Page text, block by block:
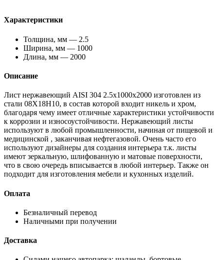
Характеристики
Толщина, мм — 2.5
Ширина, мм — 1000
Длина, мм — 2000
Описание
Лист нержавеющий AISI 304 2.5x1000x2000 изготовлен из
стали 08Х18Н10, в состав которой входит никель и хром,
благодаря чему имеет отличные характеристики устойчивости
к коррозии и износоустойчивости. Нержавеющий листы
используют в любой промышленности, начиная от пищевой и
медицинской , заканчивая нефтегазовой. Очень часто его
используют дизайнеры для создания интерьера т.к. листы
имеют зеркальную, шлифованную и матовые поверхности,
что в свою очередь вписывается в любой интерьер. Также он
подходит для изготовления мебели и кухонных изделий.
Оплата
Безналичный перевод
Наличными при получении
Доставка